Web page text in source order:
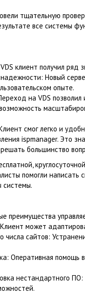
тщательную
все системы
клиент получил ряд
Новый
опыте.
на VDS
смог легко и
ispmanager. Это
большинство
помогли написать
системы.
преимущества
может
числа сайтов:
Оперативная помощь
нестандартного